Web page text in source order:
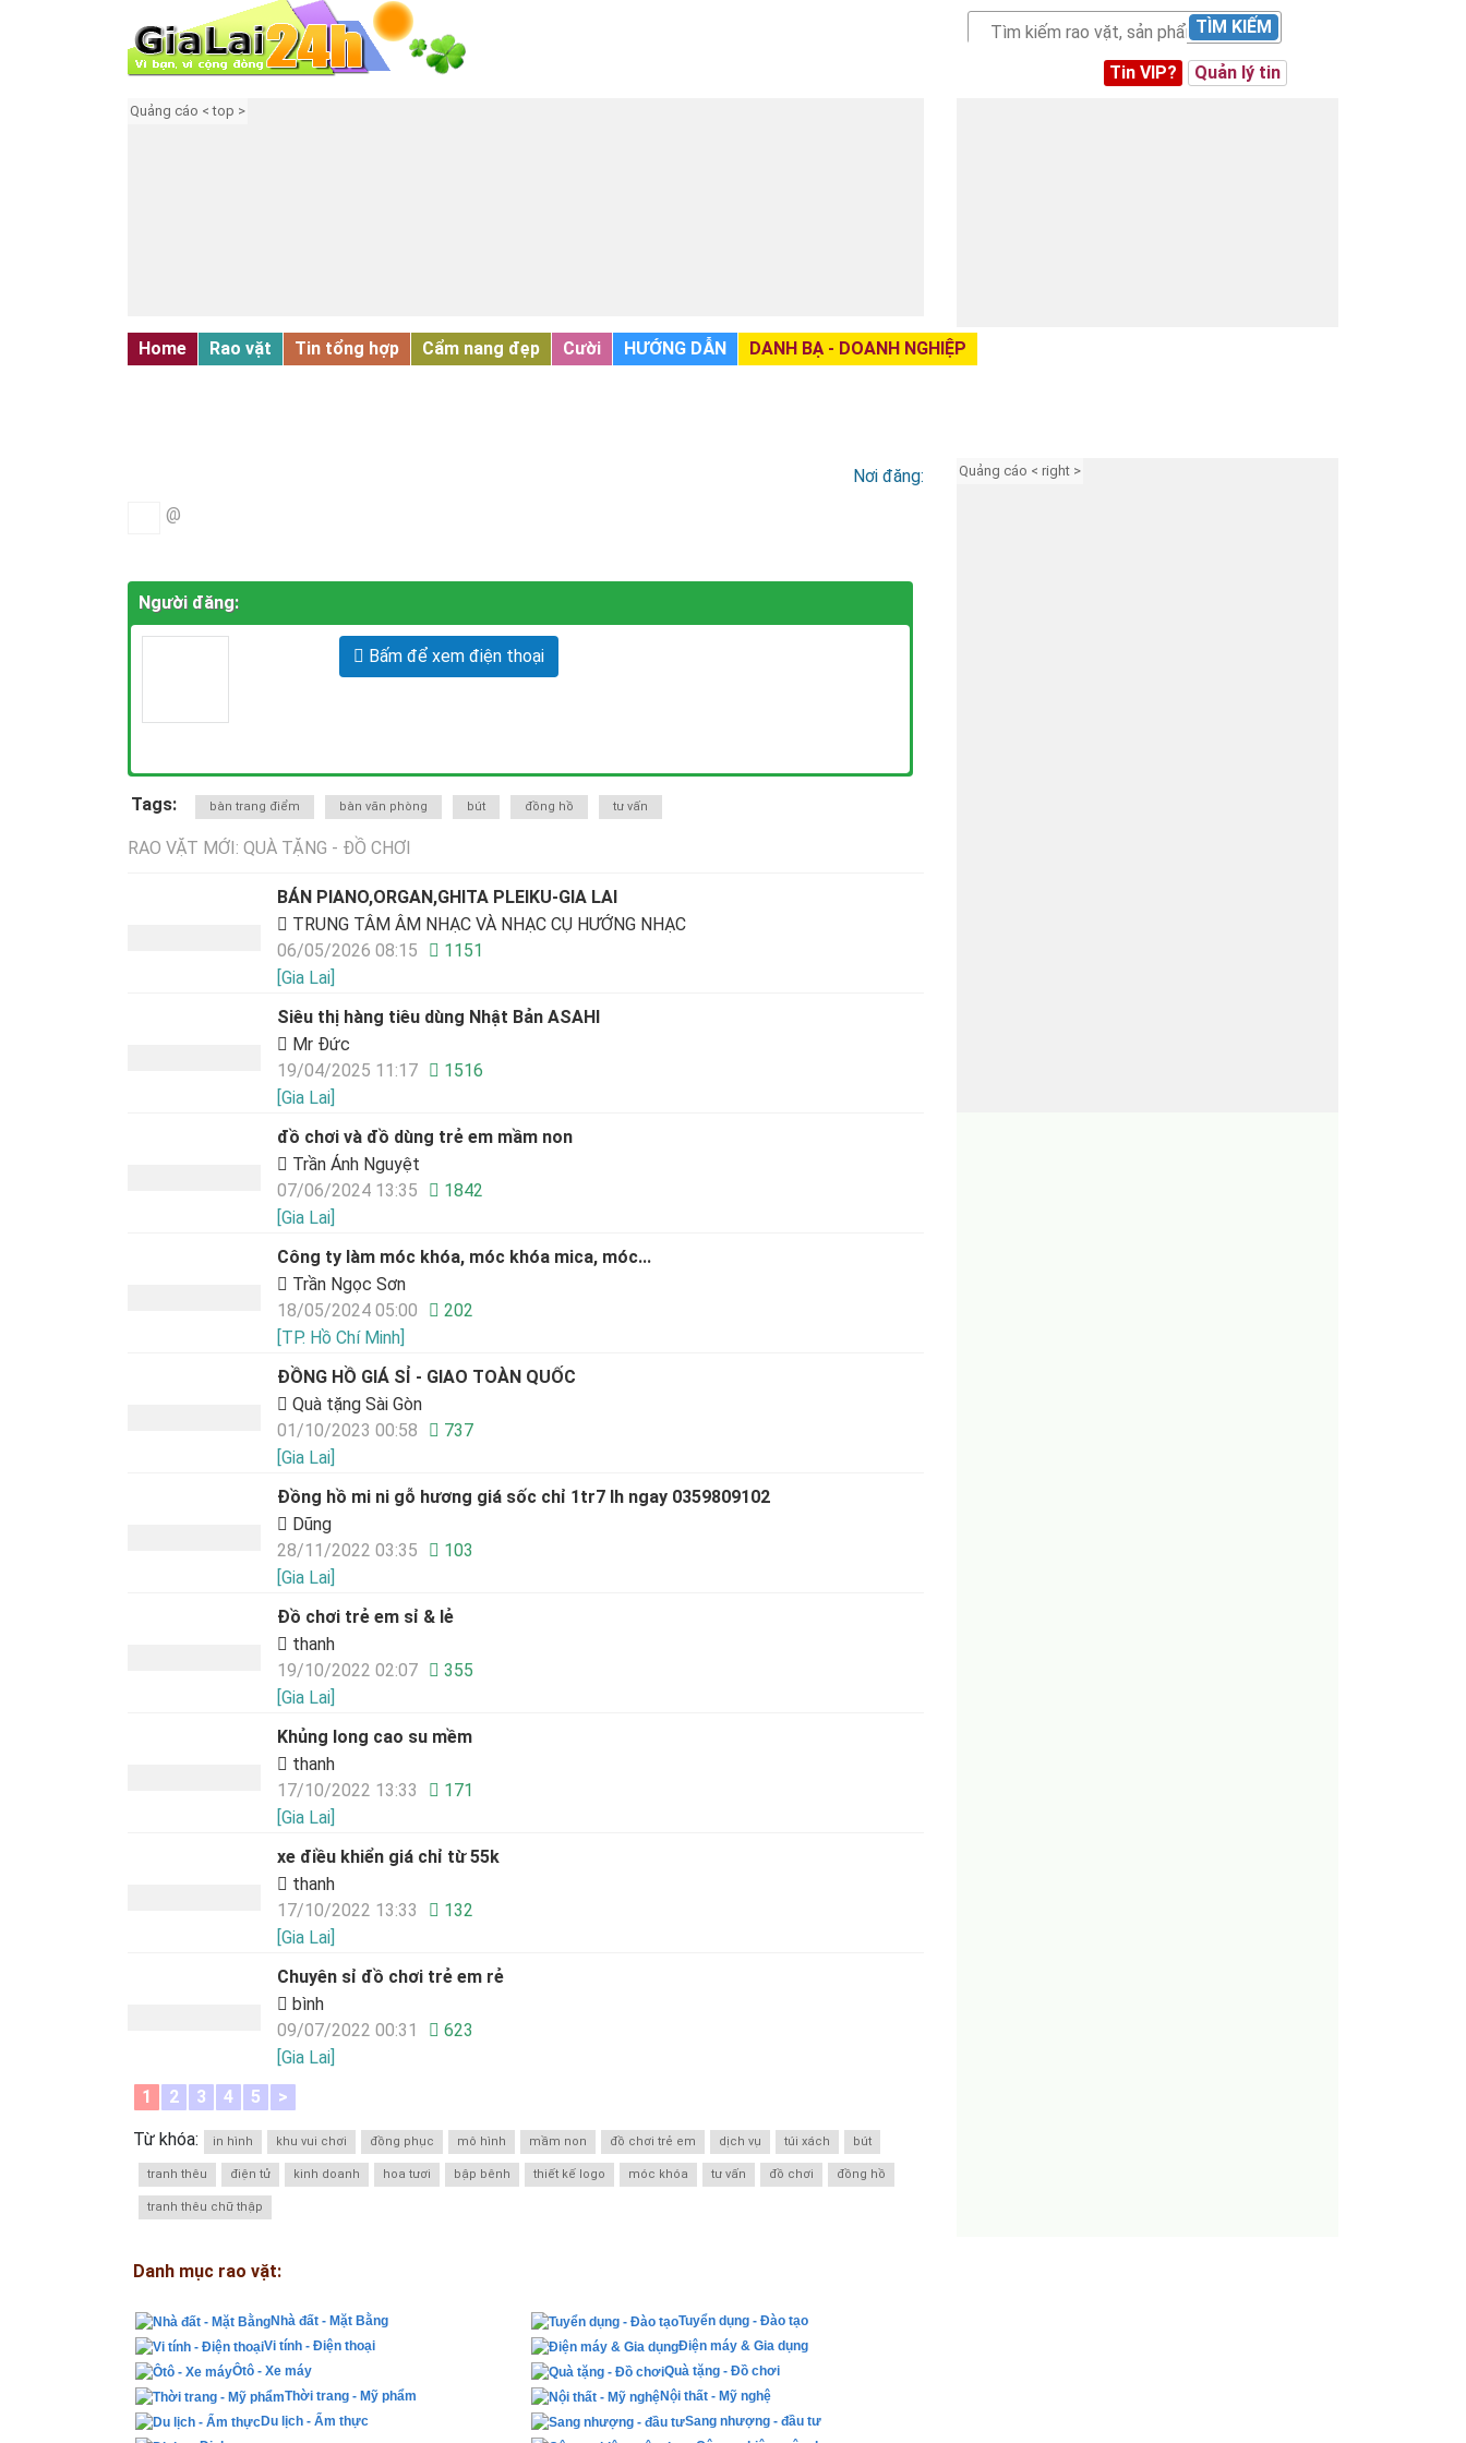
TÌM KIẾM
Tin VIP? Quản lý tin
Quảng cáo < top >
Home Rao vặt Tin tổng hợp Cẩm nang đẹp Cười HƯỚNG DẪN
DANH BẠ - DOANH NGHIỆP
Nơi đăng:
@
Người đăng:
Bấm để xem điện thoại
Tags: bàn trang điểm bàn văn phòng bút đồng hồ tư vấn
RAO VẶT MỚI: QUÀ TẶNG - ĐỒ CHƠI
BÁN PIANO,ORGAN,GHITA PLEIKU-GIA LAI
TRUNG TÂM ÂM NHẠC VÀ NHẠC CỤ HƯỚNG NHẠC
06/05/2026 08:15
1151
[Gia Lai]
Siêu thị hàng tiêu dùng Nhật Bản ASAHI
Mr Đức
19/04/2025 11:17
1516
[Gia Lai]
đồ chơi và đồ dùng trẻ em mầm non
Trần Ánh Nguyệt
07/06/2024 13:35
1842
[Gia Lai]
Công ty làm móc khóa, móc khóa mica, móc...
Trần Ngọc Sơn
18/05/2024 05:00
202
[TP. Hồ Chí Minh]
ĐỒNG HỒ GIÁ SỈ - GIAO TOÀN QUỐC
Quà tặng Sài Gòn
01/10/2023 00:58
737
[Gia Lai]
Đồng hồ mi ni gỗ hương giá sốc chỉ 1tr7 lh ngay 0359809102
Dũng
28/11/2022 03:35
103
[Gia Lai]
Đồ chơi trẻ em sỉ & lẻ
thanh
19/10/2022 02:07
355
[Gia Lai]
Khủng long cao su mềm
thanh
17/10/2022 13:33
171
[Gia Lai]
xe điều khiển giá chỉ từ 55k
thanh
17/10/2022 13:33
132
[Gia Lai]
Chuyên sỉ đồ chơi trẻ em rẻ
bình
09/07/2022 00:31
623
[Gia Lai]
1
2 3 4 5 >
Từ khóa: in hình khu vui chơi đồng phục mô hình mầm non đồ chơi trẻ em dịch vụ túi xách bút
tranh thêu điện tử kinh doanh hoa tươi bập bênh thiết kế logo móc khóa tư vấn đồ chơi đồng hồ
tranh thêu chữ thập
Quảng cáo < right >
Danh mục rao vặt:
Nhà đất - Mặt Bằng
Tuyển dụng - Đào tạo
Vi tính - Điện thoại
Điện máy & Gia dụng
Ôtô - Xe máy
Quà tặng - Đồ chơi
Thời trang - Mỹ phẩm
Nội thất - Mỹ nghệ
Du lịch - Ẩm thực
Sang nhượng - đầu tư